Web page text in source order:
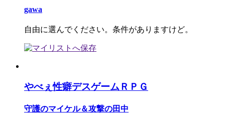
gawa
自由に選んでください。条件がありますけど。
やべぇ性癖デスゲームＲＰＧ
守護のマイケル＆攻撃の田中